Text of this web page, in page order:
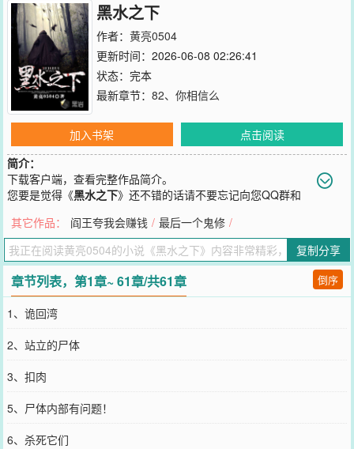
黑水之下
作者： 黄亮0504
更新时间：2026-06-08 02:26:41
状态：完本
最新章节： 82、你相信么
加入书架
点击阅读
简介：
下载客户端，查看完整作品简介。
您要是觉得《黑水之下》还不错的话请不要忘记向您QQ群和
其它作品： 阎王夸我会赚钱 / 最后一个鬼修 /
复制分享
章节列表，第1章~ 61章/共61章 倒序
1、诡回湾
2、站立的尸体
3、扣肉
5、尸体内部有问题！
6、杀死它们